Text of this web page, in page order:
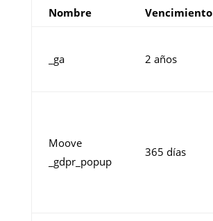
Nombre Vencimiento
_ga 2 años
Moove
_gdpr_popup
365 días